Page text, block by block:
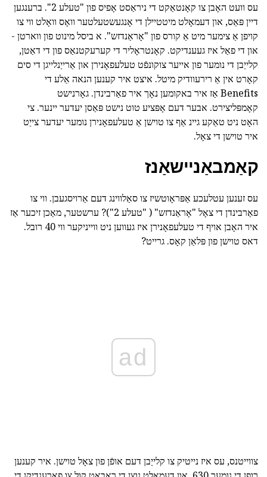
עס וועט האָבן צו קאָנטאַקט די ניראַסט אָפיס פון "טעלע 2". ברענגען
דיין פּאַס, און דעמאָלט מיטטיילן די אָנגעשטעלטער וואָס וואָלט ווי צו
קויפן אַ צימער מיט אַ קורס פון "אָראַנדזש". א ביסל מינוט פון ווארטן -
און די פאַל איז געענדיקט. קאָנטראָליר די קערעקטנאַס פון די דאַטן,
קלייַבן די נומער פון אייער צוקונפֿט טעלעפאָנירן און אַרייַנלייגן די סים
קאָרט אין אַ רירעוודיק מיטל. איצט איר קענען הנאה אַלע די
Benefits אַז איר באקומען נאָך איר פאַרבינדן. גאָרנישט
קאָמפּליצירט. אבער דעם אָפּציע טוט נישט פּאַסן יעדער יינער. צי
האָט ניט טאַקע גיינ אַף צו טוישן אַ טעלעפאָנירן נומער יעדער צייַט
איר טוישן די צאָל.
קאַמבאַניישאַנז
עס זענען עטלעכע אַפּראָוטשיז צו סאַלווינג דעם אַרויסגעבן. ווי צו
פאַרבינדן די צאָל "אָראַנדזש" ( "טעלע 2")? ערשטער, מאַכן זיכער אַז
איר האָבן אויף די טעלעפאָנירן איז געווען ניט ווייניקער ווי 40 רובל.
דאס טוישן פון פּלאַן קאָס. גרייט?
ad
צווייטנס, עס איז נייטיק צו קלייַבן דעם אופֿן פון צאָל טוישן. איר קענען